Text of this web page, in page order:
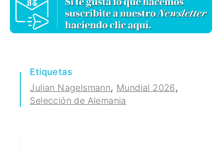
Etiquetas
Julian Nagelsmann, Mundial 2026,
Selección de Alemania